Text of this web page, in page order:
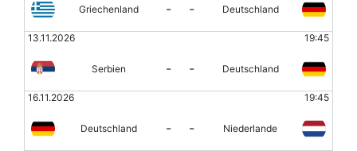
Griechenland - - Deutschland
13.11.2026 19:45
Serbien - - Deutschland
16.11.2026 19:45
Deutschland - - Niederlande